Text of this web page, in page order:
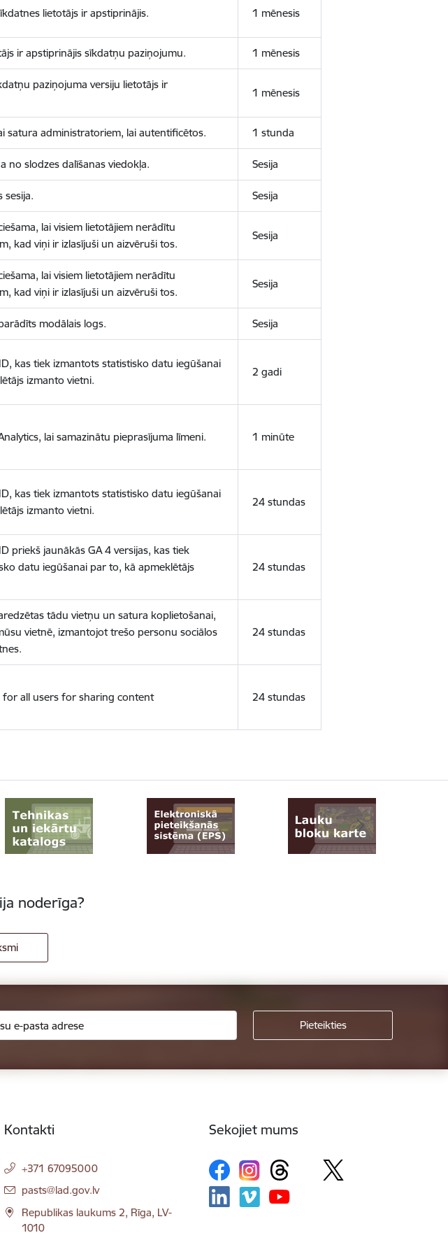
lietotājs ir apstiprinājis. 1 mēnesis
ir apstiprinājis sīkdatņu paziņojumu. 1 mēnesis
paziņojuma versiju lietotājs ir
1 mēnesis
satura administratoriem, lai autentificētos. 1 stunda
no slodzes dalīšanas viedokļa. Sesija
sesija. Sesija
lai visiem lietotājiem nerādītu
kad viņi ir izlasījuši un aizvēruši tos.
Sesija
lai visiem lietotājiem nerādītu
kad viņi ir izlasījuši un aizvēruši tos.
Sesija
modālais logs. Sesija
kas tiek izmantots statistisko datu iegūšanai
izmanto vietni.
2 gadi
lai samazinātu pieprasījuma līmeni. 1 minūte
kas tiek izmantots statistisko datu iegūšanai
izmanto vietni.
24 stundas
priekš jaunākās GA 4 versijas, kas tiek
datu iegūšanai par to, kā apmeklētājs
24 stundas
tādu vietņu un satura koplietošanai,
vietnē, izmantojot trešo personu sociālos
24 stundas
for all users for sharing content 24 stundas
noderīga?
Kontakti
+371 67095000
E-pasts:
pasts@lad.gov.lv
Republikas laukums 2, Rīga, LV-
1010
Sekojiet mums